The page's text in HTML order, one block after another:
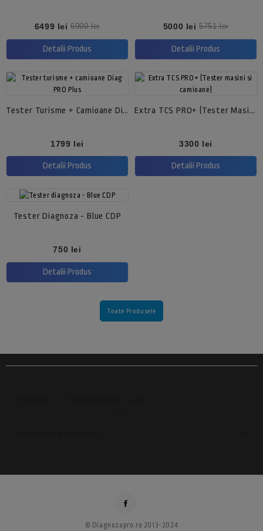
Pret
6499 lei Pret
baza
6900 lei
Detalii Produs
Pret
5000 lei Pret
baza
5751 lei
Detalii Produs
Tester Turisme + Camioane Diag PRO Plus
Pret
1799 lei
Detalii Produs
Extra TCS PRO+ (Tester Masini Si Camioane)
Pret
3300 lei
Detalii Produs
Tester Diagnoza - Blue CDP
Pret
750 lei
Detalii Produs
Toate Produsele
© Diagnozapro.ro 2013-2024